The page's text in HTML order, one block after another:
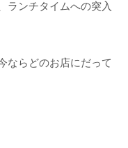
ランチタイムへの突入
ならどのお店にだって